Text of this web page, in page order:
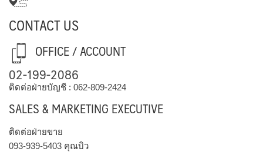
CONTACT US
OFFICE / ACCOUNT
02-199-2086
ติดต่อฝ่ายบัญชี : 062-809-2424
SALES & MARKETING EXECUTIVE
ติดต่อฝ่ายขาย
093-939-5403 คุณบิว